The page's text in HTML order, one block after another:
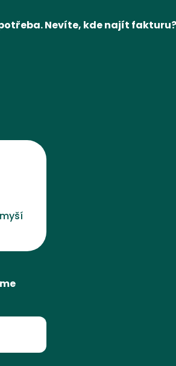
Nevíte, kde najít fakturu?